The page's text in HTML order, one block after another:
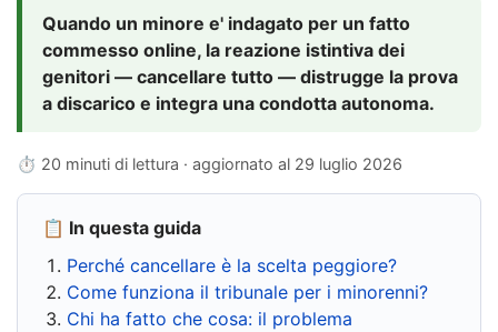
Quando un minore e' indagato per un fatto
commesso online, la reazione istintiva dei
genitori — cancellare tutto — distrugge la prova
a discarico e integra una condotta autonoma.
⏱ 20 minuti di lettura · aggiornato al 29 luglio 2026
📋 In questa guida
Perché cancellare è la scelta peggiore?
Come funziona il tribunale per i minorenni?
Chi ha fatto che cosa: il problema